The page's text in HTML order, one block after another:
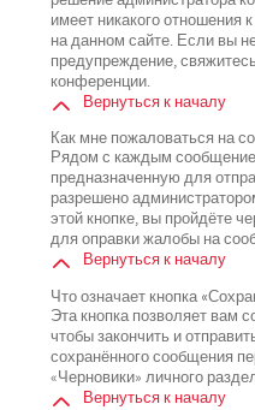
имеет никакого
на данном сайте. Если вы
предупреждение,
конференции.
Вернуться к началу
Как мне пожаловаться на
Рядом с каждым
предназначенную для
разрешено
этой кнопке, вы пройдёте
для оправки жалобы на
Вернуться к началу
Что означает кнопка
Эта кнопка позволяет вам
чтобы закончить и
сохранённого сообщения
«Черновики» личного
Вернуться к началу